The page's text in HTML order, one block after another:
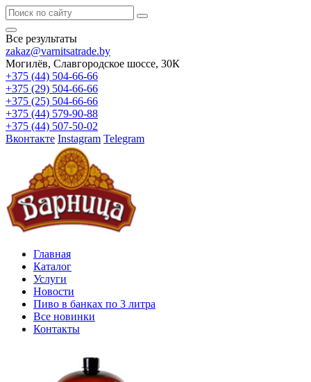
Все результаты
zakaz@varnitsatrade.by
Могилёв, Славгородское шоссе, 30К
+375 (44) 504-66-66
+375 (29) 504-66-66
+375 (25) 504-66-66
+375 (44) 579-90-88
+375 (44) 507-50-02
Вконтакте Instagram Telegram
Главная
Каталог
Услуги
Новости
Пиво в банках по 3 литра
Все новинки
Контакты